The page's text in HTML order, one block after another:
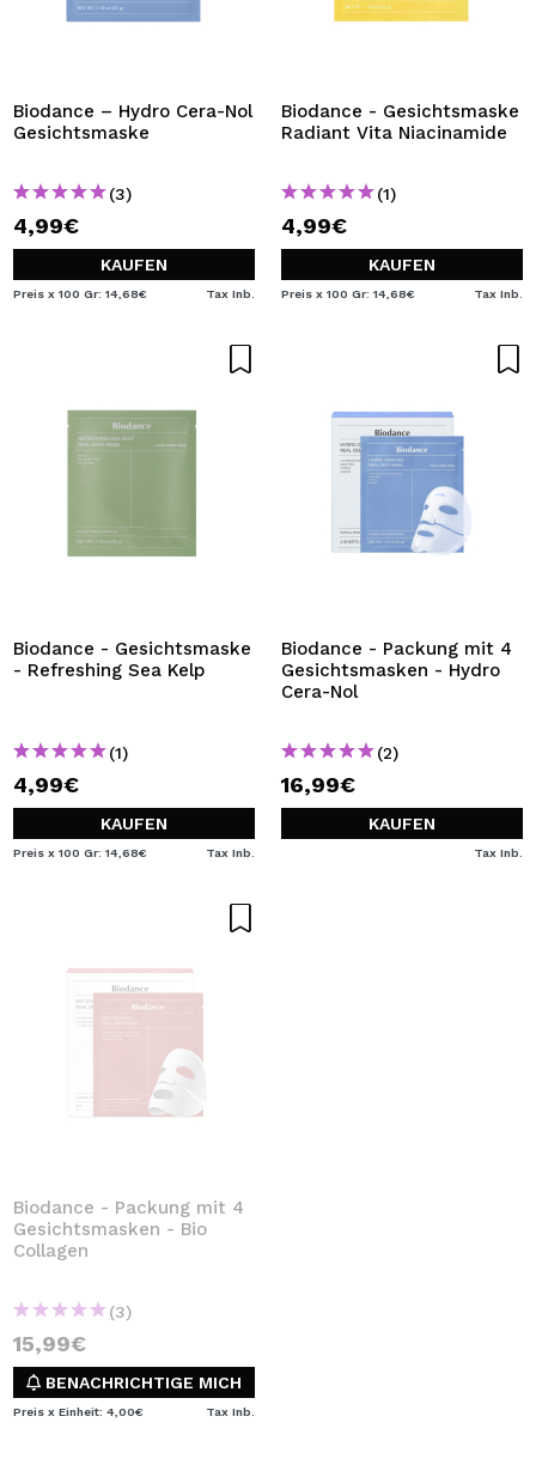
Biodance – Hydro Cera-Nol
Gesichtsmaske
(3)
4,99€
KAUFEN
Preis x 100 Gr: 14,68€ Tax Inb.
Biodance - Gesichtsmaske
Radiant Vita Niacinamide
(1)
4,99€
KAUFEN
Preis x 100 Gr: 14,68€ Tax Inb.
Biodance - Gesichtsmaske
- Refreshing Sea Kelp
(1)
4,99€
KAUFEN
Preis x 100 Gr: 14,68€ Tax Inb.
Biodance - Packung mit 4
Gesichtsmasken - Hydro
Cera-Nol
(2)
16,99€
KAUFEN
Tax Inb.
Biodance - Packung mit 4
Gesichtsmasken - Bio
Collagen
(3)
15,99€
BENACHRICHTIGE MICH
Preis x Einheit: 4,00€ Tax Inb.